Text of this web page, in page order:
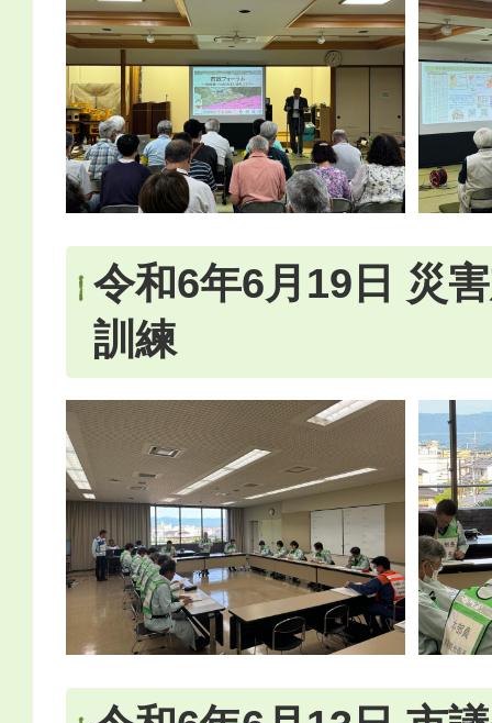
令和6年6月19日 災
訓練